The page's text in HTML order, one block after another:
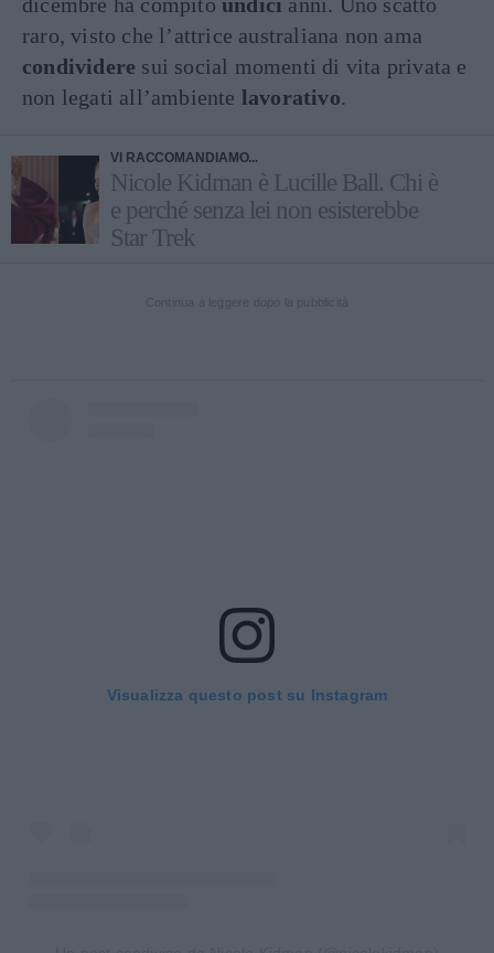
raro, visto che l’attrice australiana non ama
condividere sui social momenti di vita privata e
non legati all’ambiente lavorativo.
VI RACCOMANDIAMO...
Nicole Kidman è Lucille Ball. Chi è
e perché senza lei non esisterebbe
Star Trek
Visualizza questo post su Instagram